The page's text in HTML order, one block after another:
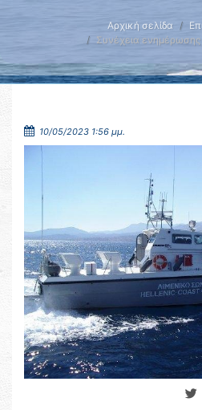
Αρχική σελίδα
Συνέχεια
10/05/2023 1:56 μμ.